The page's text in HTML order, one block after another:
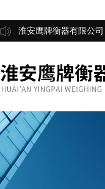
淮安鹰牌衡器有限公司